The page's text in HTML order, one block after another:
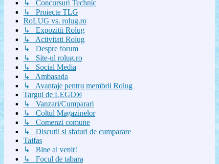
↳ Concursuri Technic
↳ Proiecte TLG
RoLUG vs. rolug.ro
↳ Expozitii Rolug
↳ Activitati Rolug
↳ Despre forum
↳ Site-ul rolug.ro
↳ Social Media
↳ Ambasada
↳ Avantaje pentru membrii Rolug
Targul de LEGO®
↳ Vanzari/Cumparari
↳ Coltul Magazinelor
↳ Comenzi comune
↳ Discutii si sfaturi de cumparare
Taifas
↳ Bine ai venit!
↳ Focul de tabara